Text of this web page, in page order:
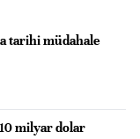
tarihi müdahale
milyar dolar